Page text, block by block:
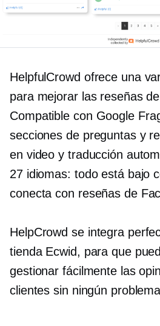
HelpfulCrowd ofrece una
para mejorar las reseñas
Compatible con Google
secciones de preguntas y
en video y traducción
27 idiomas: todo está bajo
conecta con reseñas de
HelpCrowd se integra
tienda Ecwid, para que
gestionar fácilmente las
clientes sin ningún